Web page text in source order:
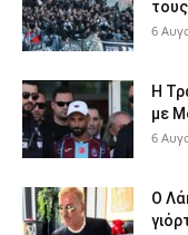
6
Η
με
6
Ο